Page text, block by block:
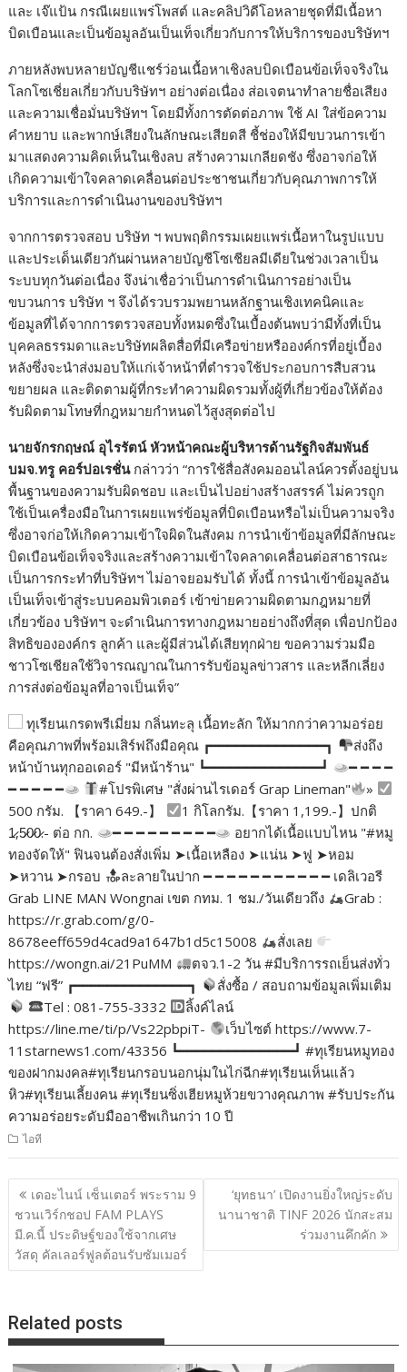
และ เจ๊แป้น กรณีเผยแพร่โพสต์ และคลิปวิดีโอหลายชุดที่มีเนื้อหา
บิดเบือนและเป็นข้อมูลอันเป็นเท็จเกี่ยวกับการให้บริการของบริษัทฯ
ภายหลังพบหลายบัญชีแชร์ว่อนเนื้อหาเชิงลบบิดเบือนข้อเท็จจริงใน
โลกโซเชี่ยลเกี่ยวกับบริษัทฯ อย่างต่อเนื่อง ส่อเจตนาทำลายชื่อเสียง
และความเชื่อมั่นบริษัทฯ โดยมีทั้งการตัดต่อภาพ ใช้ AI ใส่ข้อความ
คำหยาบ และพากษ์เสียงในลักษณะเสียดสี ชี้ช่องให้มีขบวนการเข้า
มาแสดงความคิดเห็นในเชิงลบ สร้างความเกลียดชัง ซึ่งอาจก่อให้
เกิดความเข้าใจคลาดเคลื่อนต่อประชาชนเกี่ยวกับคุณภาพการให้
บริการและการดำเนินงานของบริษัทฯ
จากการตรวจสอบ บริษัท ฯ พบพฤติกรรมเผยแพร่เนื้อหาในรูปแบบ
และประเด็นเดียวกันผ่านหลายบัญชีโซเชียลมีเดียในช่วงเวลาเป็น
ระบบทุกวันต่อเนื่อง จึงน่าเชื่อว่าเป็นการดำเนินการอย่างเป็น
ขบวนการ บริษัท ฯ จึงได้รวบรวมพยานหลักฐานเชิงเทคนิคและ
ข้อมูลที่ได้จากการตรวจสอบทั้งหมดซึ่งในเบื้องต้นพบว่ามีทั้งที่เป็น
บุคคลธรรมดาและบริษัทผลิตสื่อที่มีเครือข่ายหรือองค์กรที่อยู่เบื้อง
หลังซึ่งจะนำส่งมอบให้แก่เจ้าหน้าที่ตำรวจใช้ประกอบการสืบสวน
ขยายผล และติดตามผู้ที่กระทำความผิดรวมทั้งผู้ที่เกี่ยวข้องให้ต้อง
รับผิดตามโทษที่กฎหมายกำหนดไว้สูงสุดต่อไป
นายจักรกฤษณ์ อุไรรัตน์ หัวหน้าคณะผู้บริหารด้านรัฐกิจสัมพันธ์
บมจ.ทรู คอร์ปอเรชั่นกล่าวว่า “การใช้สื่อสังคมออนไลน์ควรตั้งอยู่บน
พื้นฐานของความรับผิดชอบ และเป็นไปอย่างสร้างสรรค์ ไม่ควรถูก
ใช้เป็นเครื่องมือในการเผยแพร่ข้อมูลที่บิดเบือนหรือไม่เป็นความจริง
ซึ่งอาจก่อให้เกิดความเข้าใจผิดในสังคม การนำเข้าข้อมูลที่มีลักษณะ
บิดเบือนข้อเท็จจริงและสร้างความเข้าใจคลาดเคลื่อนต่อสาธารณะ
เป็นการกระทำที่บริษัทฯ ไม่อาจยอมรับได้ ทั้งนี้ การนำเข้าข้อมูลอัน
เป็นเท็จเข้าสู่ระบบคอมพิวเตอร์ เข้าข่ายความผิดตามกฎหมายที่
เกี่ยวข้อง บริษัทฯ จะดำเนินการทางกฎหมายอย่างถึงที่สุด เพื่อปกป้อง
สิทธิขององค์กร ลูกค้า และผู้มีส่วนได้เสียทุกฝ่าย ขอความร่วมมือ
ชาวโซเชียลใช้วิจารณญาณในการรับข้อมูลข่าวสาร และหลีกเลี่ยง
การส่งต่อข้อมูลที่อาจเป็นเท็จ”
ทุเรียนเกรดพรีเมี่ยม กลิ่นทะลุ เนื้อทะลัก ให้มากกว่าความอร่อย
คือคุณภาพที่พร้อมเสิร์ฟถึงมือคุณ ┏━━━━━━━━━━━━━━┓
ส่งถึง
หน้าบ้านทุกออเดอร์ "มีหน้าร้าน" ┗━━━━━━━━━━━━━━┛
━ ━ ━ ━
━ ━ ━ ━ ━
#โปรพิเศษ "สั่งผ่านไรเดอร์ Grap Lineman"
»
500 กรัม. 【ราคา 649.-】
1 กิโลกรัม.【ราคา 1,199.-】ปกติ
1̷,5̷0̷0̷.- ต่อ กก.
━ ━ ━ ━ ━ ━ ━ ━ ━
อยากได้เนื้อแบบไหน "#หมู
ทองจัดให้" ฟินจนต้องสั่งเพิ่ม ➤เนื้อเหลือง ➤แน่น ➤ฟู ➤หอม
➤หวาน ➤กรอบ
ละลายในปาก ━ ━ ━ ━ ━ ━ ━ ━ ━ ━ ━ เดลิเวอรี
Grab LINE MAN Wongnai เขต กทม. 1 ชม./วันเดียวถึง
Grab :
https://r.grab.com/g/0-
8678eeff659d4cad9a1647b1d5c15008
สั่งเลย
https://wongn.ai/21PuMM
ตจว.1-2 วัน #มีบริการรถเย็นส่งทั่ว
ไทย “ฟรี” ┏━━━━━━━━━━━━━━┓
สั่งซื้อ / สอบถามข้อมูลเพิ่มเติม
Tel : 081-755-3332
ลิ้งค์ไลน์
https://line.me/ti/p/Vs22pbpiT-
เว็บไซต์ https://www.7-
11starnews1.com/43356 ┗━━━━━━━━━━━━━━┛ #ทุเรียนหมูทอง
ของฝากมงคล#ทุเรียนกรอบนอกนุ่มในไก่ฉีก#ทุเรียนเห็นแล้ว
หิว#ทุเรียนเลี้ยงคน #ทุเรียนซิ่งเฮียหมูห้วยขวางคุณภาพ #รับประกัน
ความอร่อยระดับมืออาชีพเกินกว่า 10 ปี
ไอที
แนะแนว
เรื่อง
เดอะไนน์ เซ็นเตอร์ พระราม 9
ชวนเวิร์กชอป FAM PLAYS
มี.ค.นี้ ประดิษฐ์ของใช้จากเศษ
วัสดุ คัลเลอร์ฟูลต้อนรับซัมเมอร์
‘ยุทธนา’ เปิดงานยิ่งใหญ่ระดับ
นานาชาติ TINF 2026 นักสะสม
ร่วมงานคึกคัก
Related posts